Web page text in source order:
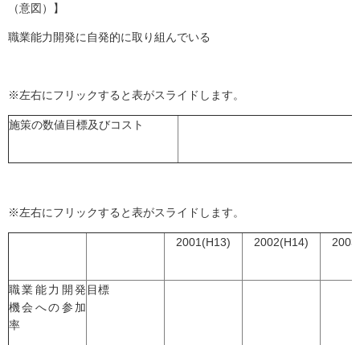
（意図）】
職業能力開発に自発的に取り組んでいる
※左右にフリックすると表がスライドします。
施策の数値目標及びコスト
※左右にフリックすると表がスライドします。
2001(H13) 2002(H14)
職業能力開発
機会への参加
率
目標